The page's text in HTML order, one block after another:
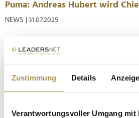
Zustimmung Details
Verantwortungsvoller Umgang mit
Puma: Andreas Hubert wird
NEWS | 31.07.2025
Der Vorstand von Puma vergrößert
die Führungsebene des
Operating Officer (COO) bestens
Andreas...